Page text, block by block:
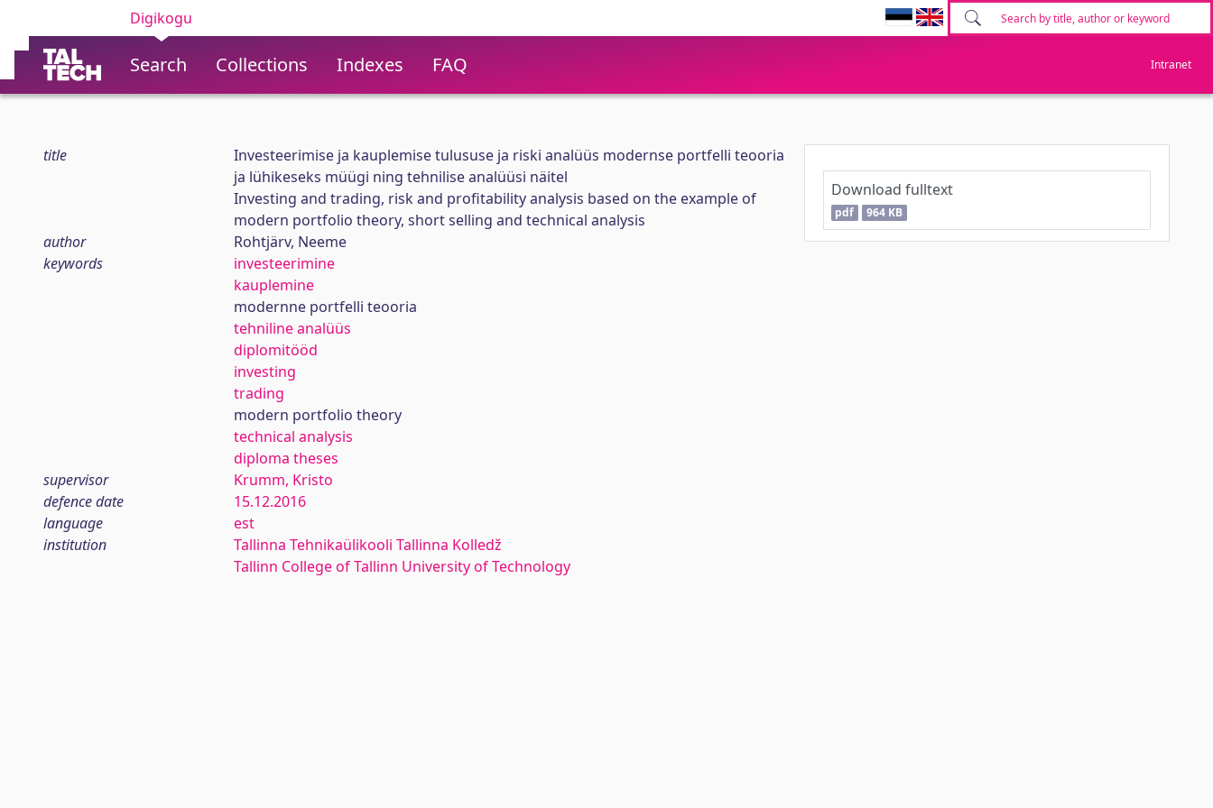
Digikogu
Search Collections Indexes FAQ Intranet
title
Investeerimise ja kauplemise tulususe ja riski analüüs modernse portfelli teooria
ja lühikeseks müügi ning tehnilise analüüsi näitel
Investing and trading, risk and profitability analysis based on the example of
modern portfolio theory, short selling and technical analysis
author
Rohtjärv, Neeme
keywords
investeerimine
kauplemine
modernne portfelli teooria
tehniline analüüs
diplomitööd
investing
trading
modern portfolio theory
technical analysis
diploma theses
supervisor
Krumm, Kristo
defence date
15.12.2016
language
est
institution
Tallinna Tehnikaülikooli Tallinna Kolledž
Tallinn College of Tallinn University of Technology
Download fulltext
pdf 964 KB